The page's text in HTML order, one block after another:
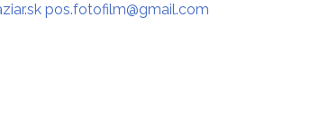
pos.fotofilm@gmail.com